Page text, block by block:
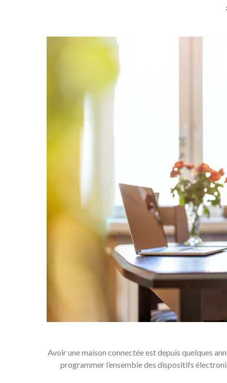
Avoir une maison connectée est depuis quelques
programmer l’ensemble des dispositifs